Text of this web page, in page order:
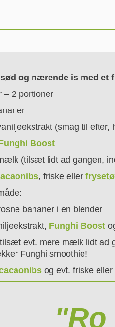
og nærende is med et
– 2 portioner
(smag til
Boost
(tilsæt lidt ad gangen,
, friske eller
bananer i en blender
Funghi Boost
evt. mere mælk lidt ad
Funghi smoothie!
og evt. friske eller